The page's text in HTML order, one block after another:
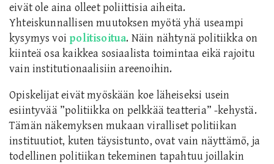
eivät ole aina olleet poliittisia aiheita.
Yhteiskunnallisen muutoksen myötä yhä useampi
kysymys voi politisoitua. Näin nähtynä politiikka on
kiinteä osa kaikkea sosiaalista toimintaa eikä rajoitu
vain institutionaalisiin areenoihin.
Opiskelijat eivät myöskään koe läheiseksi usein
esiintyvää ”politiikka on pelkkää teatteria” -kehystä.
Tämän näkemyksen mukaan viralliset politiikan
instituutiot, kuten täysistunto, ovat vain näyttämö, ja
todellinen politiikan tekeminen tapahtuu joillakin